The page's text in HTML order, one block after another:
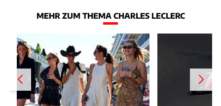
MEHR ZUM THEMA CHARLES LECLERC